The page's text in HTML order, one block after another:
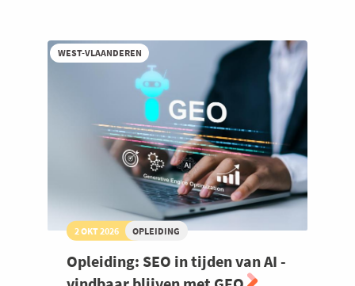
WEST-VLAANDEREN
2 OKT 2026 OPLEIDING
Opleiding: SEO in tijden van AI -